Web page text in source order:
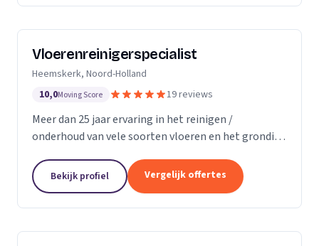
Vloerenreinigerspecialist
Heemskerk, Noord-Holland
10,0Moving Score 19 reviews
Meer dan 25 jaar ervaring in het reinigen /
onderhoud van vele soorten vloeren en het grondig
objecten zoals meubels en stoelen, zowel bij u
thuis...
Bekijk profiel Vergelijk offertes